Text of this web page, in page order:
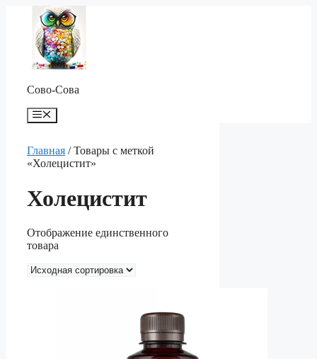
Перейти
содержимому
Сово-Сова
Меню
Главная / Товары с меткой
«Холецистит»
Холецистит
Отображение единственного
товара